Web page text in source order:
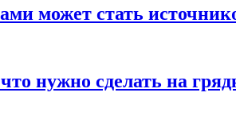
может стать
нужно сделать на